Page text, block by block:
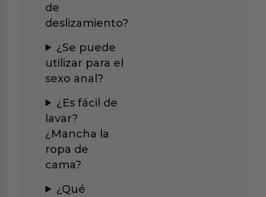
de
deslizamiento?
¿Se puede
utilizar para el
sexo anal?
¿Es fácil de
lavar?
¿Mancha la
ropa de
cama?
¿Qué